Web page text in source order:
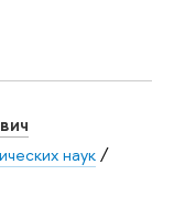
наук/